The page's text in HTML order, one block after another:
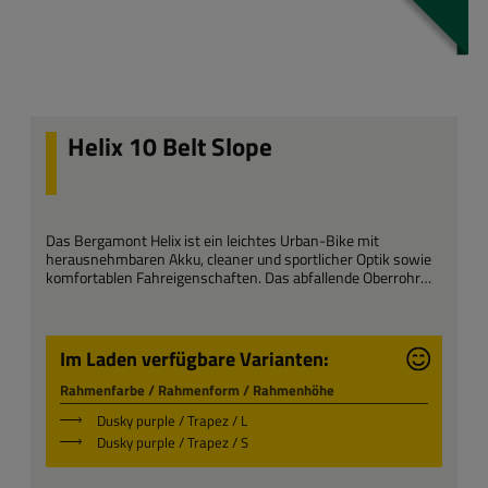
Helix 10 Belt Slope
Das Bergamont Helix ist ein leichtes Urban-Bike mit
herausnehmbaren Akku, cleaner und sportlicher Optik sowie
komfortablen Fahreigenschaften. Das abfallende Oberrohr
Es verfügt über einen kompakten, aber leistungsstarken
Bosch Performance Line SX Motor.
leichte Touren und schnelles Pendeln.
Im Laden verfügbare Varianten:
Rahmenfarbe / Rahmenform / Rahmenhöhe
Dusky purple / Trapez / L
Dusky purple / Trapez / S